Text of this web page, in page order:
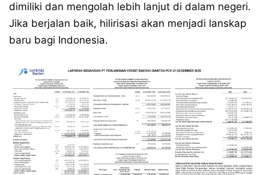
dimiliki dan mengolah lebih lanjut di dalam negeri.
Jika berjalan baik, hilirisasi akan menjadi lanskap
baru bagi Indonesia.